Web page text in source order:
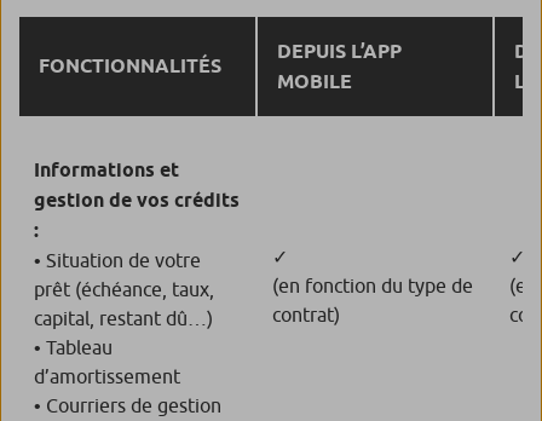
FONCTIONNALITÉS
DEPUIS L’APP
MOBILE
Informations et
gestion de vos crédits
:
• Situation de votre
prêt (échéance, taux,
capital, restant dû…)
• Tableau
d’amortissement
• Courriers de gestion
✓
(en fonction du type de
contrat)
✓